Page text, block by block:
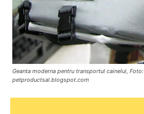
Geanta moderna pentru transportul cainelui, Foto:
petproductsal.blogspot.com